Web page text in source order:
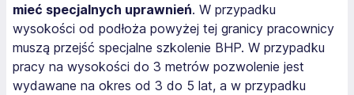
mieć specjalnych uprawnień. W przypadku
wysokości od podłoża powyżej tej granicy pracownicy
muszą przejść specjalne szkolenie BHP. W przypadku
pracy na wysokości do 3 metrów pozwolenie jest
wydawane na okres od 3 do 5 lat, a w przypadku